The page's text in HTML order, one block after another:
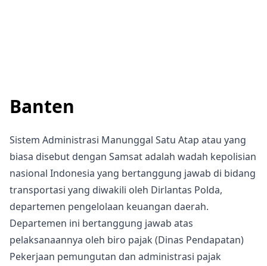
Banten
Sistem Administrasi Manunggal Satu Atap atau yang
biasa disebut dengan Samsat adalah wadah kepolisian
nasional Indonesia yang bertanggung jawab di bidang
transportasi yang diwakili oleh Dirlantas Polda,
departemen pengelolaan keuangan daerah.
Departemen ini bertanggung jawab atas
pelaksanaannya oleh biro pajak (Dinas Pendapatan)
Pekerjaan pemungutan dan administrasi pajak